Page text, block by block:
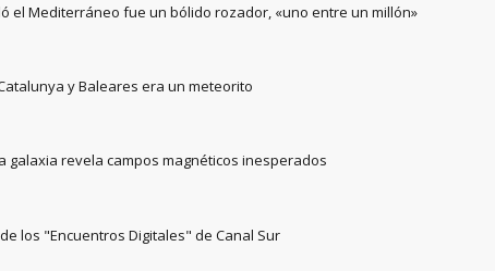
el Mediterráneo fue un bólido rozador, «uno entre un millón»
y Baleares era un meteorito
revela campos magnéticos inesperados
los "Encuentros Digitales" de Canal Sur